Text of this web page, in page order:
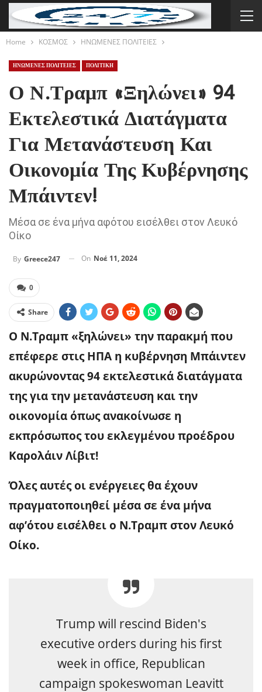
Home ΚΟΣΜΟΣ ΗΝΩΜΕΝΕΣ ΠΟΛΙΤΕΙΕΣ
ΗΝΩΜΕΝΕΣ ΠΟΛΙΤΕΙΕΣ ΠΟΛΙΤΙΚΗ
Ο Ν.Τραμπ «ξηλώνει» 94
Εκτελεστικά Διατάγματα
Για Μετανάστευση Και
Οικονομία Της Κυβέρνησης
Μπάιντεν!
Μέσα σε ένα μήνα αφότου εισέλθει στον Λευκό
Οίκο
By Greece247 On Νοέ 11, 2024
0
Share
Ο Ν.Τραμπ «ξηλώνει» την παρακμή που
επέφερε στις ΗΠΑ η κυβέρνηση Μπάιντεν
ακυρώνοντας 94 εκτελεστικά διατάγματα
της για την μετανάστευση και την
οικονομία όπως ανακοίνωσε η
εκπρόσωπος του εκλεγμένου προέδρου
Καρολάιν Λίβιτ!
Όλες αυτές οι ενέργειες θα έχουν
πραγματοποιηθεί μέσα σε ένα μήνα
αφ’ότου εισέλθει ο Ν.Τραμπ στον Λευκό
Οίκο.
Trump will rescind Biden's
executive orders during his first
week in office, Republican
campaign spokeswoman Leavitt